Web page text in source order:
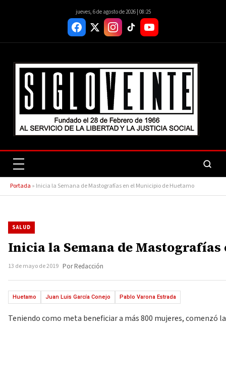
jueves, 6 de agosto de 2026 | 08:25
Portada » Inicia la Semana de Mastografías en el Municipio de Huetamo
SALUD
Inicia la Semana de
13 de mayo de 2019 Por Redacción
Huetamo Juan Luis García Conejo Pablo Varona Estrada
Teniendo como meta beneficiar a más 800 mujeres, comenzó